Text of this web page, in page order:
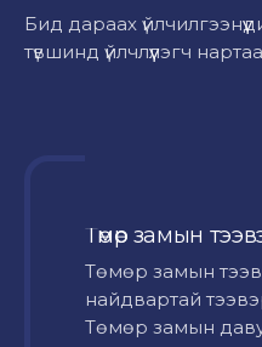
Бид дараах
түвшинд үйлчлүүлэгч нартаа
Төмөр замын
Төмөр замын
найдвартай
Төмөр замын